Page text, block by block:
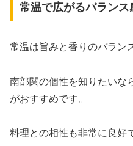
常温で広がるバランス
常温は旨みと香りのバラン
南部関の個性を知りたいな
がおすすめです。
料理との相性も非常に良好